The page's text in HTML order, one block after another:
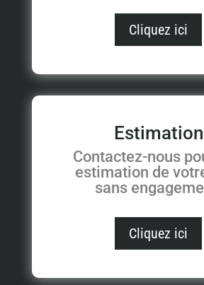
Cliquez ici
Estimation
Contactez-nous
estimation de
sans
Cliquez ici